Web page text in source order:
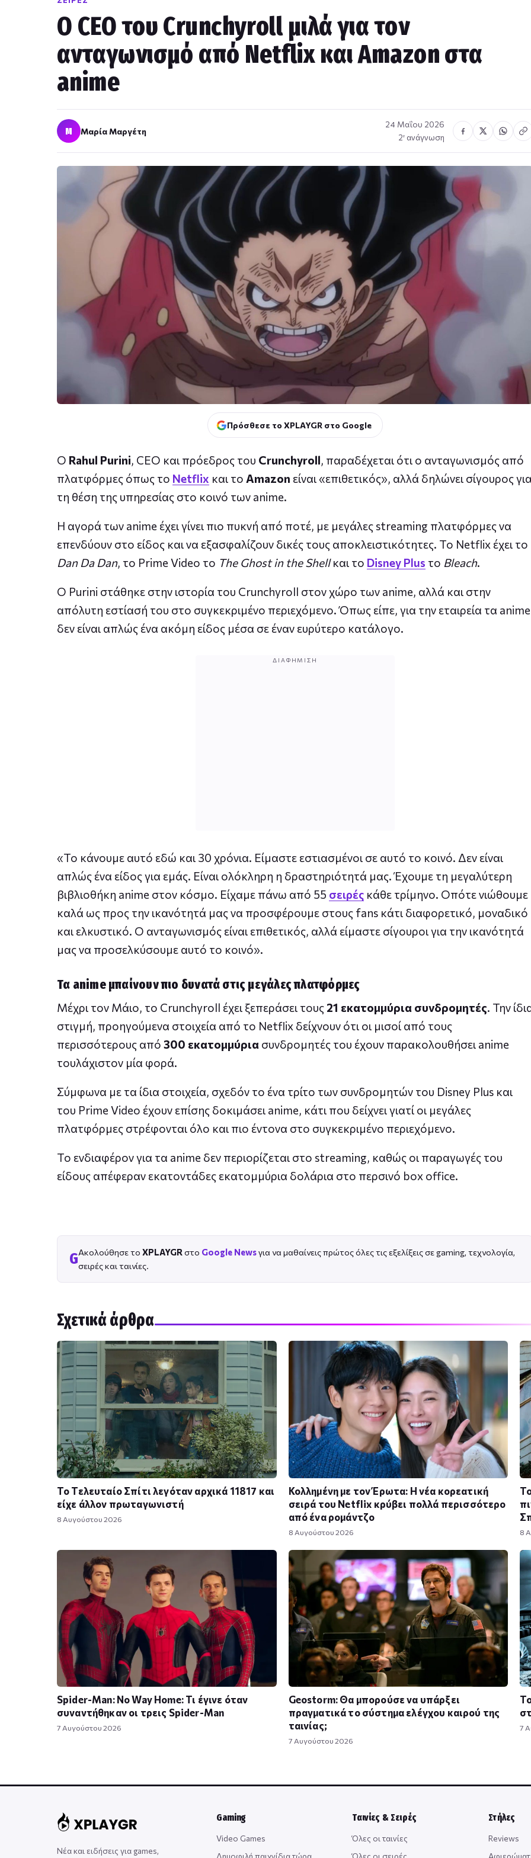
Ο CEO του Crunchyroll μιλά για τον
ανταγωνισμό από Netflix και Amazon στα
anime
Μ Μαρία Μαργέτη
24 Μαΐου 2026
2′ ανάγνωση
Πρόσθεσε το XPLAYGR στο Google
Ο Rahul Purini, CEO και πρόεδρος του Crunchyroll, παραδέχεται ότι ο ανταγωνισμός από
πλατφόρμες όπως το Netflix και το Amazon είναι «επιθετικός», αλλά δηλώνει σίγουρος
τη θέση της υπηρεσίας στο κοινό των anime.
Η αγορά των anime έχει γίνει πιο πυκνή από ποτέ, με μεγάλες streaming πλατφόρμες να
επενδύουν στο είδος και να εξασφαλίζουν δικές τους αποκλειστικότητες. Το Netflix έχει το
Dan Da Dan, το Prime Video το The Ghost in the Shellκαι το Disney Plus το Bleach.
Ο Purini στάθηκε στην ιστορία του Crunchyroll στον χώρο των anime, αλλά και στην
απόλυτη εστίασή του στο συγκεκριμένο περιεχόμενο. Όπως είπε, για την εταιρεία τα anime
δεν είναι απλώς ένα ακόμη είδος μέσα σε έναν ευρύτερο κατάλογο.
ΔΙΑΦΉΜΙΣΗ
«Το κάνουμε αυτό εδώ και 30 χρόνια. Είμαστε εστιασμένοι σε αυτό το κοινό. Δεν είναι
απλώς ένα είδος για εμάς. Είναι ολόκληρη η δραστηριότητά μας. Έχουμε τη μεγαλύτερη
βιβλιοθήκη anime στον κόσμο. Είχαμε πάνω από 55 σειρές κάθε τρίμηνο. Οπότε νιώθουμε
καλά ως προς την ικανότητά μας να προσφέρουμε στους fans κάτι διαφορετικό, μοναδικό
και ελκυστικό. Ο ανταγωνισμός είναι επιθετικός, αλλά είμαστε σίγουροι για την ικανότητά
μας να προσελκύσουμε αυτό το κοινό».
Τα anime μπαίνουν πιο δυνατά στις μεγάλες πλατφόρμες
Μέχρι τον Μάιο, το Crunchyroll έχει ξεπεράσει τους 21 εκατομμύρια συνδρομητές. Την
στιγμή, προηγούμενα στοιχεία από το Netflix δείχνουν ότι οι μισοί από τους
περισσότερους από 300 εκατομμύρια συνδρομητές του έχουν παρακολουθήσει anime
τουλάχιστον μία φορά.
Σύμφωνα με τα ίδια στοιχεία, σχεδόν το ένα τρίτο των συνδρομητών του Disney Plus και
του Prime Video έχουν επίσης δοκιμάσει anime, κάτι που δείχνει γιατί οι μεγάλες
πλατφόρμες στρέφονται όλο και πιο έντονα στο συγκεκριμένο περιεχόμενο.
Το ενδιαφέρον για τα anime δεν περιορίζεται στο streaming, καθώς οι παραγωγές του
είδους απέφεραν εκατοντάδες εκατομμύρια δολάρια στο περσινό box office.
GΑκολούθησε το XPLAYGR στο Google Newsγια να μαθαίνεις πρώτος όλες τις εξελίξεις σε gaming, τεχνολογία,
σειρές και ταινίες.
Σχετικά άρθρα
Το Τελευταίο Σπίτι λεγόταν αρχικά 11817 και
είχε άλλον πρωταγωνιστή
8 Αυγούστου 2026
Κολλημένη με τον Έρωτα: Η νέα κορεατική
σειρά του Netflix κρύβει πολλά περισσότερο
από ένα ρομάντζο
8 Αυγούστου 2026 8
Spider-Man: No Way Home: Τι έγινε όταν
συναντήθηκαν οι τρεις Spider-Man
7 Αυγούστου 2026
Geostorm: Θα μπορούσε να υπάρξει
πραγματικά το σύστημα ελέγχου καιρού της
ταινίας;
7 Αυγούστου 2026
7
Νέα και ειδήσεις για games,
Gaming
Video Games
Ταινίες & Σειρές
Όλες οι ταινίες
Στήλες
Reviews